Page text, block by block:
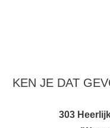
KEN JE DAT
303